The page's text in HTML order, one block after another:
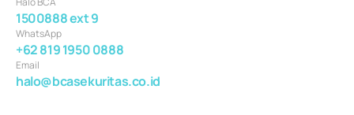
1500888 ext 9
WhatsApp
+62 819 1950 0888
Email
halo@bcasekuritas.co.id